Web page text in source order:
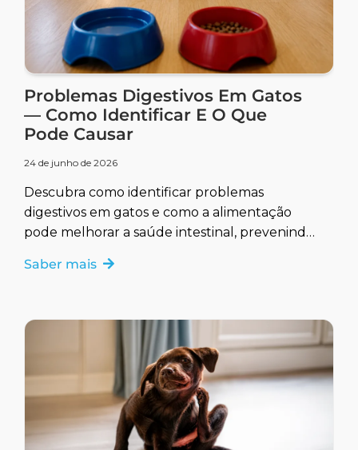
Problemas Digestivos Em Gatos
— Como Identificar E O Que
Pode Causar
24 de junho de 2026
Descubra como identificar problemas
digestivos em gatos e como a alimentação
pode melhorar a saúde intestinal, prevenindo
Saber mais